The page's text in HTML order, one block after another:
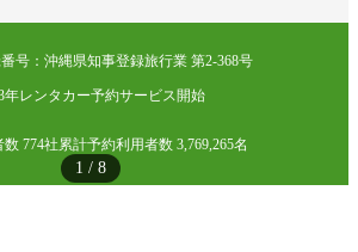
1 / 8
号：沖縄県知事登録旅行業 第2-368号
年レンタカー予約サービス開始
774社累計予約利用者数 3,769,265名